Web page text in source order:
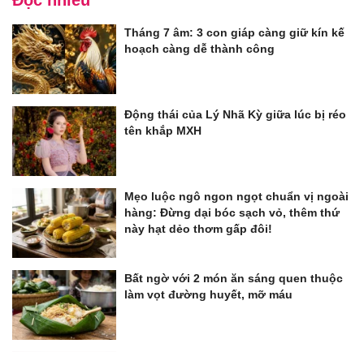
Tháng 7 âm: 3 con giáp càng giữ kín kế
hoạch càng dễ thành công
Động thái của Lý Nhã Kỳ giữa lúc bị réo
tên khắp MXH
Mẹo luộc ngô ngon ngọt chuẩn vị ngoài
hàng: Đừng dại bóc sạch vỏ, thêm thứ
này hạt dẻo thơm gấp đôi!
Bất ngờ với 2 món ăn sáng quen thuộc
làm vọt đường huyết, mỡ máu